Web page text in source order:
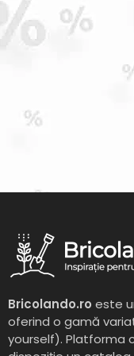
Bricolando.ro este
oferind o gamă
yourself). Platforma